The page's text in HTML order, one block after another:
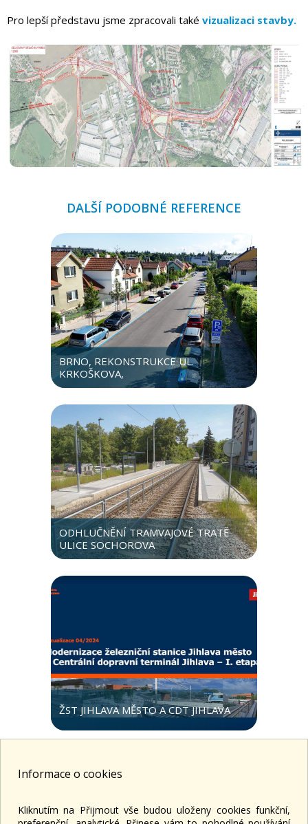
Pro lepší představu jsme zpracovali také vizualizaci stavby.
DALŠÍ PODOBNÉ REFERENCE
BRNO, REKONSTRUKCE UL.
KRKOŠKOVA,
ODHLUČNĚNÍ TRAMVAJOVÉ TRATĚ
ULICE SOCHOROVA
ŽST JIHLAVA MĚSTO A CDT JIHLAVA
PK OSSENDORF S.R.O.
Informace o cookies
Kliknutím na Přijmout vše budou uloženy cookies funkční,